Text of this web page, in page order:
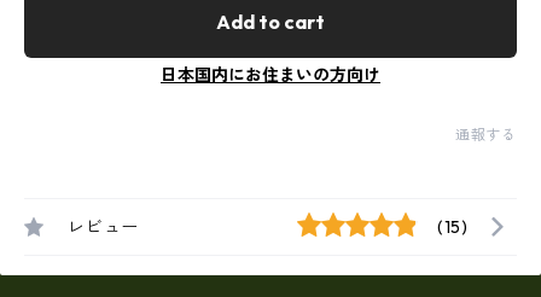
Add to cart
日本国内にお住まいの方向け
通報する
レビュー (15)